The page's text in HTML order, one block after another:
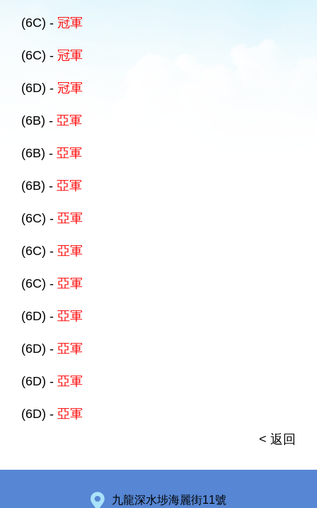
(6C) - 冠軍
(6C) - 冠軍
(6D) - 冠軍
(6B) - 亞軍
(6B) - 亞軍
(6B) - 亞軍
(6C) - 亞軍
(6C) - 亞軍
(6C) - 亞軍
(6D) - 亞軍
(6D) - 亞軍
(6D) - 亞軍
(6D) - 亞軍
< 返回
九龍深水埗海麗街11號